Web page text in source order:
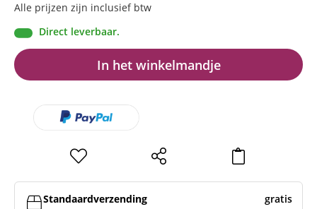
Alle prijzen zijn inclusief btw
Direct leverbaar.
In het winkelmandje
Standaardverzending
gratis